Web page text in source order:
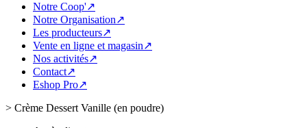
Notre Coop'↗
Notre Organisation↗
Les producteurs↗
Vente en ligne et magasin↗
Nos activités↗
Contact↗
Eshop Pro↗
> Crème Dessert Vanille (en poudre)